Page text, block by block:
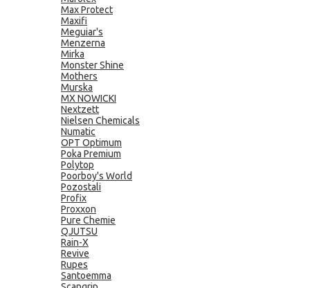
Max Protect
Maxifi
Meguiar's
Menzerna
Mirka
Monster Shine
Mothers
Murska
MX NOWICKI
Nextzett
Nielsen Chemicals
Numatic
OPT Optimum
Poka Premium
Polytop
Poorboy's World
Pozostali
Profix
Proxxon
Pure Chemie
QJUTSU
Rain-X
Revive
Rupes
Santoemma